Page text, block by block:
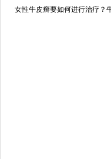
我要咨询 我要预约
女性牛皮癣要如何进行治疗？牛